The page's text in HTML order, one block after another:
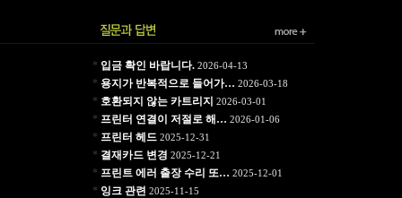
* 입금 확인 바랍니다.2026-04-13
* 용지가 반복적으로 들어가… 2026-03-18
* 호환되지 않는 카트리지 2026-03-01
* 프린터 연결이 저절로 해… 2026-01-06
* 프린터 헤드 2025-12-31
* 결재카드 변경 2025-12-21
* 프린트 에러 출장 수리 또… 2025-12-01
* 잉크 관련 2025-11-15